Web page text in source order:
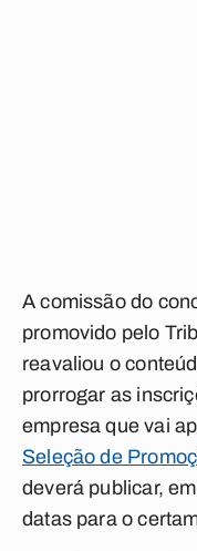
A comissão do
promovido pelo
reavaliou o
prorrogar as
empresa que vai
Seleção de
deverá publicar,
datas para o